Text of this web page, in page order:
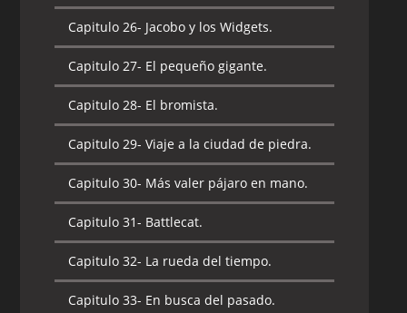
Capitulo 26-Aventura en las tierras
oscuras.
Capitulo 27- El tío favorito de Orko.
Capitulo 28- La decepción.
Capitulo 29- El príncipe Adam y punto.
Capitulo 30- Una historia de dos
ciudades.
Capitulo 31-Grayskull es invadido.
Capitulo 32-La búsqueda.
Capitulo 26- Jacobo y los Widgets.
Capitulo 27- El pequeño gigante.
Capitulo 28- El bromista.
Capitulo 29- Viaje a la ciudad de piedra.
Capitulo 30- Más valer pájaro en mano.
Capitulo 31- Battlecat.
Capitulo 32- La rueda del tiempo.
Capitulo 33- En busca del pasado.